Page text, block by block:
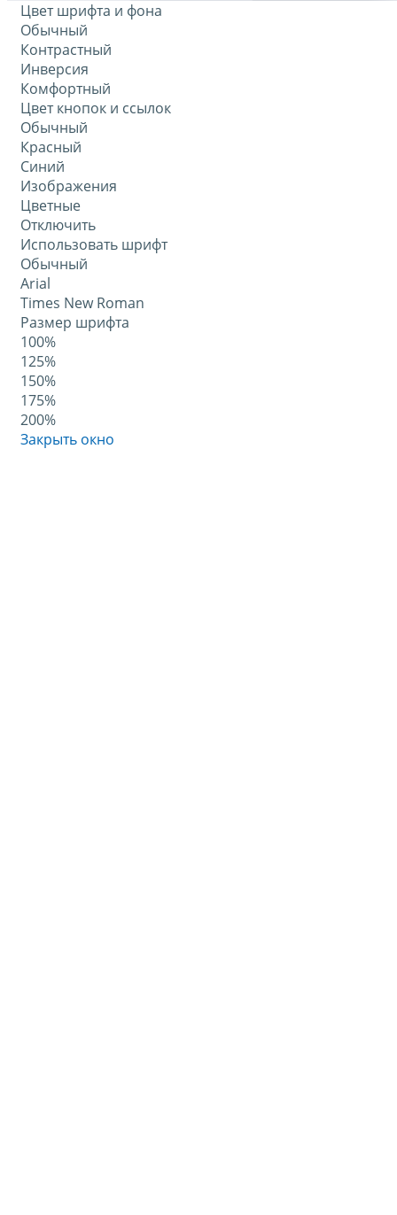
Цвет шрифта и фона
Обычный
Контрастный
Инверсия
Комфортный
Цвет кнопок и ссылок
Обычный
Красный
Синий
Изображения
Цветные
Отключить
Использовать шрифт
Обычный
Arial
Times New Roman
Размер шрифта
100%
125%
150%
175%
200%
Закрыть окно